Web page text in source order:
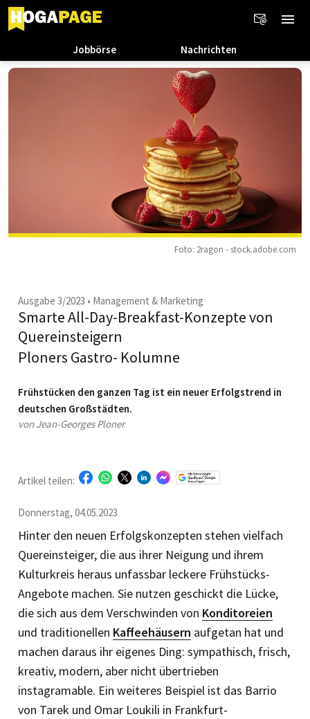
Jobbörse Nachrichten
Foto: 2ragon - stock.adobe.com
Ausgabe 3/2023 • Management & Marketing
Smarte All-Day-Breakfast-Konzepte von
Quereinsteigern
Ploners Gastro- Kolumne
Frühstücken den ganzen Tag ist ein neuer Erfolgstrend in
deutschen Großstädten.
von Jean-Georges Ploner
Donnerstag, 04.05.2023
Artikel teilen:
Hinter den neuen Erfolgskonzepten stehen vielfach
Quereinsteiger, die aus ihrer Neigung und ihrem
Kulturkreis heraus unfassbar leckere Frühstücks-
Angebote machen. Sie nutzen geschickt die Lücke,
die sich aus dem Verschwinden von Konditoreien
und traditionellen Kaffeehäusern aufgetan hat und
machen daraus ihr eigenes Ding: sympathisch, frisch,
kreativ, modern, aber nicht übertrieben
instagramable. Ein weiteres Beispiel ist das Barrio
von Tarek und Omar Loukili in Frankfurt-